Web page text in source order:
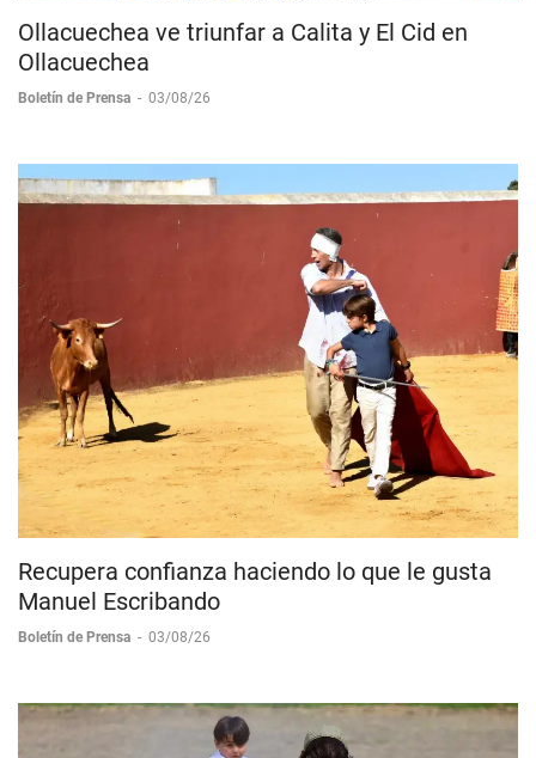
Ollacuechea ve triunfar a Calita y El Cid en
Ollacuechea
Boletín de Prensa - 03/08/26
Recupera confianza haciendo lo que le gusta
Manuel Escribando
Boletín de Prensa - 03/08/26